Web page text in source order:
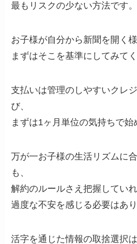
最もリスクの少ない方法です。
お子様が自分から新聞を開く
まずはそこを基準にしてみてく
支払いは管理のしやすいクレ
び、
まずは1ヶ月単位の気持ちで始
万が一お子様の生活リズムに
も、
解約のルールさえ把握していれ
過度な不安を感じる必要はあり
活字を通じた情報の取捨選択は